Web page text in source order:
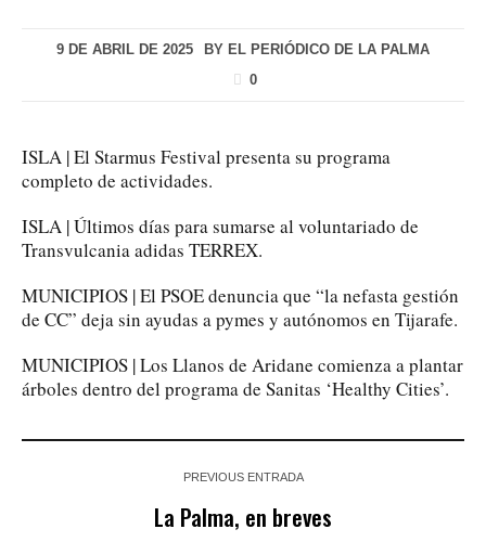
9 DE ABRIL DE 2025 BY EL PERIÓDICO DE LA PALMA
0
ISLA | El Starmus Festival presenta su programa
completo de actividades.
ISLA | Últimos días para sumarse al voluntariado de
Transvulcania adidas TERREX.
MUNICIPIOS | El PSOE denuncia que “la nefasta gestión
de CC” deja sin ayudas a pymes y autónomos en Tijarafe.
MUNICIPIOS | Los Llanos de Aridane comienza a plantar
árboles dentro del programa de Sanitas ‘Healthy Cities’.
PREVIOUS ENTRADA
La Palma, en breves